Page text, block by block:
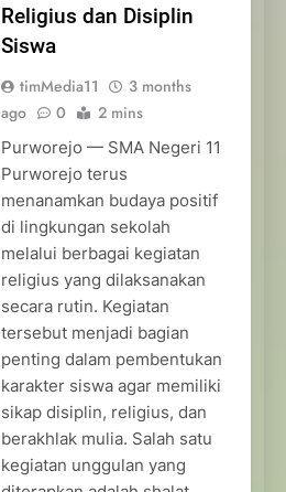
Religius dan Disiplin
Siswa
timMedia11
3 months
ago
0 2 mins
Purworejo — SMA Negeri 11
Purworejo terus
menanamkan budaya positif
di lingkungan sekolah
melalui berbagai kegiatan
religius yang dilaksanakan
secara rutin. Kegiatan
tersebut menjadi bagian
penting dalam pembentukan
karakter siswa agar memiliki
sikap disiplin, religius, dan
berakhlak mulia. Salah satu
kegiatan unggulan yang